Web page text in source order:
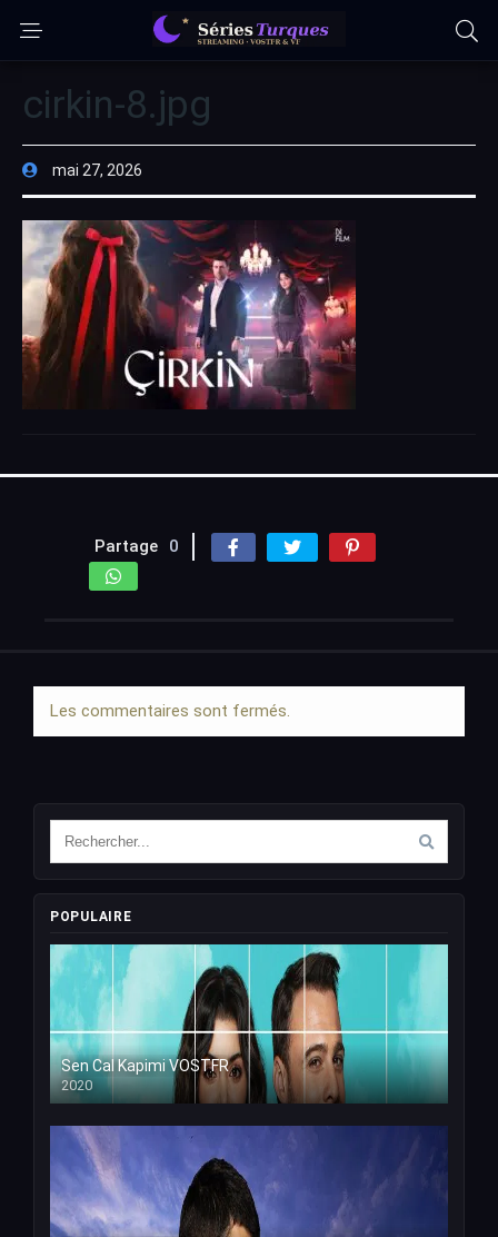
cirkin-8.jpg
mai 27, 2026
Partage 0
Les commentaires sont fermés.
POPULAIRE
Sen Cal Kapimi VOSTFR
2020